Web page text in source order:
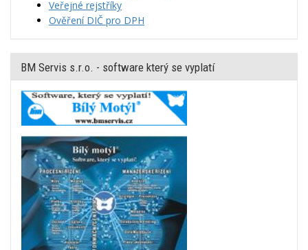
Veřejné rejstříky
Ověření DIČ pro DPH
BM Servis s.r.o. - software který se vyplatí